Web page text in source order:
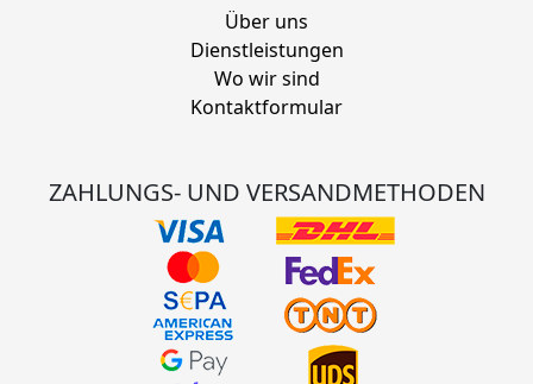
Über uns
Dienstleistungen
Wo wir sind
Kontaktformular
ZAHLUNGS- UND VERSANDMETHODEN